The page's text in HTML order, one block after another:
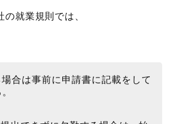
就業規則では、
合は事前に申請書に記載をして